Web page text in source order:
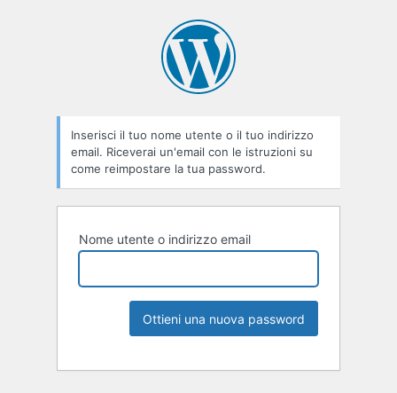
Inserisci il tuo nome utente o il tuo indirizzo
email. Riceverai un'email con le istruzioni su
come reimpostare la tua password.
Nome utente o indirizzo email